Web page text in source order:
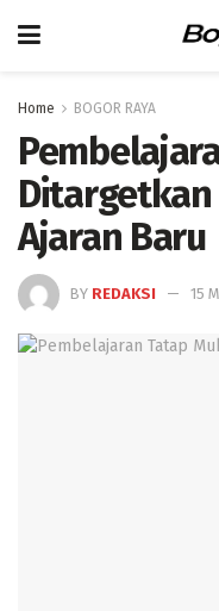
Home BOGOR RAYA
Ditargetkan
Ajaran Baru
BY REDAKSI 15